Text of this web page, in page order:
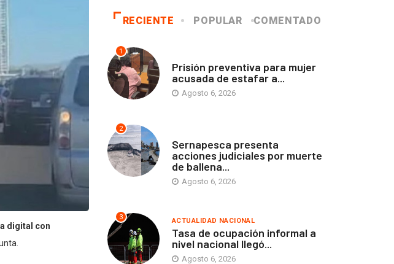
digital con
RECIENTE POPULAR COMENTADO
1
Prisión preventiva para mujer
acusada de estafar a...
Agosto 6, 2026
2
Sernapesca presenta
acciones judiciales por muerte
de ballena...
Agosto 6, 2026
3 ACTUALIDAD NACIONAL
Tasa de ocupación informal a
nivel nacional llegó...
Agosto 6, 2026